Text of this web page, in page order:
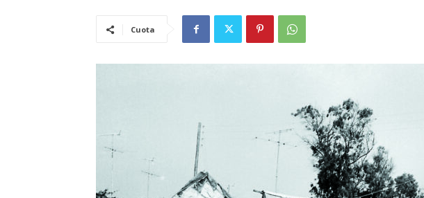
Cuota